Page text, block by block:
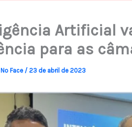
Artificial
para as
Face / 23 de abril de 2023